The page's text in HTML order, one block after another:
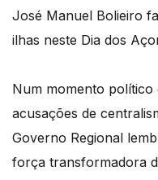
José Manuel Bolieiro
ilhas neste Dia dos
Num momento
acusações de
Governo Regional
força transformadora